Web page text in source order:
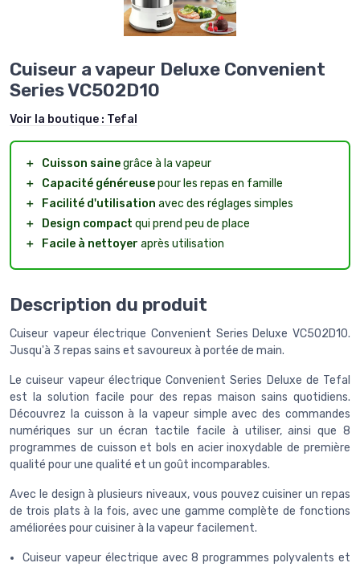
Cuiseur a vapeur Deluxe Convenient
Series VC502D10
Voir la boutique : Tefal
＋ Cuisson sainegrâce à la vapeur
＋
Capacité généreusepour les repas en famille
＋
Facilité d'utilisation avec des réglages simples
＋
Design compact qui prend peu de place
＋
Facile à nettoyer après utilisation
Description du produit
Cuiseur vapeur électrique Convenient Series Deluxe VC502D10.
Jusqu'à 3 repas sains et savoureux à portée de main.
Le cuiseur vapeur électrique Convenient Series Deluxe de Tefal
est la solution facile pour des repas maison sains quotidiens.
Découvrez la cuisson à la vapeur simple avec des commandes
numériques sur un écran tactile facile à utiliser, ainsi que 8
programmes de cuisson et bols en acier inoxydable de première
qualité pour une qualité et un goût incomparables.
Avec le design à plusieurs niveaux, vous pouvez cuisiner un repas
de trois plats à la fois, avec une gamme complète de fonctions
améliorées pour cuisiner à la vapeur facilement.
Cuiseur vapeur électrique avec 8 programmes polyvalents et